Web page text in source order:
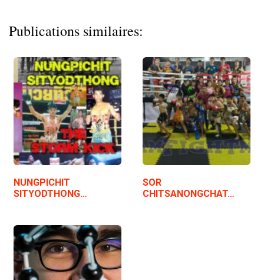
Publications similaires:
NUNGPICHIT
SITYODTHONG…
SOR
CHITSANONGCHAT…